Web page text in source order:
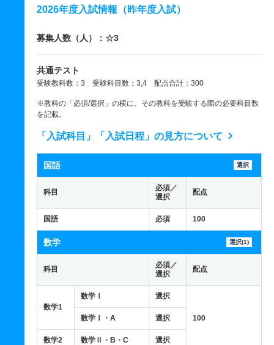
2026年度入試情報（昨年度入試）
募集人数（人）：☆3
共通テスト
受験教科数：3 受験科目数：3,4 配点合計：300
※教科の「必須/選択」の横に、その教科を受験する際の必要科目数
を記載。
「入試科目」「入試日程」の見方について
国語 選択
科目
必須／
選択
配点
国語 必須 100
数学 選択(1)
科目
必須／
選択
配点
数学1
数学Ⅰ 選択
100
数学Ⅰ・A 選択
数学2 数学Ⅱ・B・C 選択